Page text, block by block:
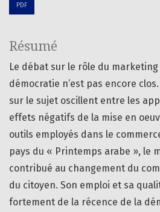
PDF
Résumé
Le débat sur le rôle du
démocratie n’est pas encore
sur le sujet oscillent entre les
effets négatifs de la mise en
outils employés dans le
pays du « Printemps arabe », le
contribué au changement du
du citoyen. Son emploi et sa
fortement de la récence de la